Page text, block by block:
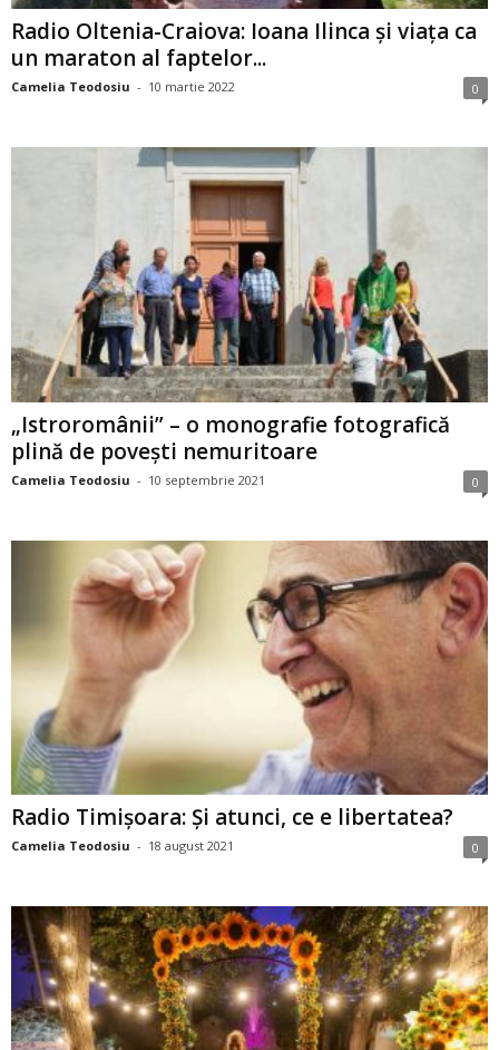
Radio Oltenia-Craiova: Ioana Ilinca și viața ca
un maraton al faptelor...
Camelia Teodosiu - 10 martie 2022 0
„Istroromânii” – o monografie fotografică
plină de povești nemuritoare
Camelia Teodosiu - 10 septembrie 2021 0
Radio Timișoara: Și atunci, ce e libertatea?
Camelia Teodosiu - 18 august 2021 0